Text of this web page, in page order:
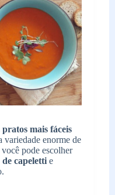
pratos mais fáceis
variedade enorme de
você pode escolher
de capeletti e